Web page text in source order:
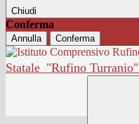
Chiudi
Conferma
Annulla Conferma
Statale "Rufino Turranio"